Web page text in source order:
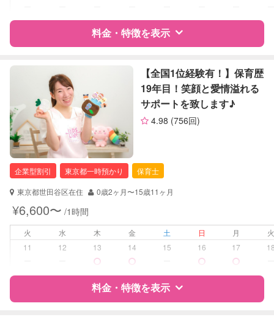
料金・特徴を表示
特徴 料金
サポートの特徴
資格
企業型割引対象(旧内閣府補助対象)
自治体届出済ベビーシッター
保育士
対応可能/特徴
送迎サポート
お泊まり保育
病児、病後児、ともに可能
認定あり
【全国1位経験有！】保育歴
19年目！笑顔と愛情溢れる
サポートを致します♪
4.98 (756回)
企業型割引 東京都一時預かり
保育士
東京都世田谷区在住
0歳2ヶ月〜15歳11ヶ月
¥6,600〜 /1時間
火 水 木 金 土 日 月
11
12 13 14 15 16 17
料金・特徴を表示